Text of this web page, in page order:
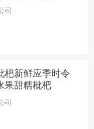
司
杷新鲜应季时令
果甜糯枇杷
司